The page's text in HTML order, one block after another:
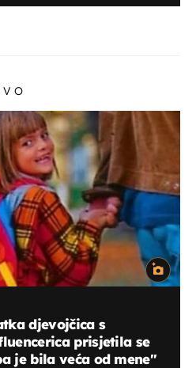
djevojčica s
prisjetila se
je bila veća od mene''